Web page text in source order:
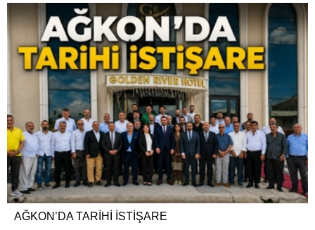
AĞKON’DA TARİHİ İSTİŞARE